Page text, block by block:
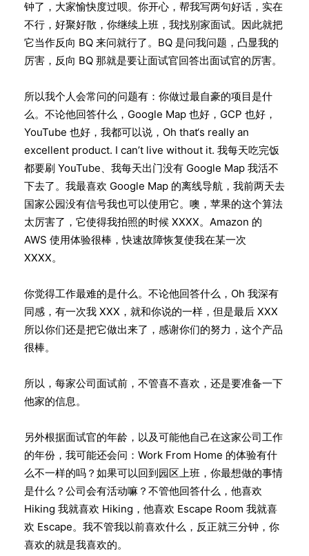
钟了，大家愉快度过呗。你开心，帮我写两句好话，实在
不行，好聚好散，你继续上班，我找别家面试。因此就把
它当作反向 BQ 来问就行了。BQ 是问我问题，凸显我的
厉害，反向 BQ 那就是要让面试官回答出面试官的厉害。
所以我个人会常问的问题有：你做过最自豪的项目是什
么。不论他回答什么，Google Map 也好，GCP 也好，
YouTube 也好，我都可以说，Oh that‘s really an
excellent product. I can’t live without it. 我每天吃完饭
都要刷 YouTube、我每天出门没有 Google Map 我活不
下去了。我最喜欢 Google Map 的离线导航，我前两天去
国家公园没有信号我也可以使用它。噢，苹果的这个算法
太厉害了，它使得我拍照的时候 XXXX。Amazon 的
AWS 使用体验很棒，快速故障恢复使我在某一次
XXXX。
你觉得工作最难的是什么。不论他回答什么，Oh 我深有
同感，有一次我 XXX，就和你说的一样，但是最后 XXX
所以你们还是把它做出来了，感谢你们的努力，这个产品
很棒。
所以，每家公司面试前，不管喜不喜欢，还是要准备一下
他家的信息。
另外根据面试官的年龄，以及可能他自己在这家公司工作
的年份，我可能还会问：Work From Home 的体验有什
么不一样的吗？如果可以回到园区上班，你最想做的事情
是什么？公司会有活动嘛？不管他回答什么，他喜欢
Hiking 我就喜欢 Hiking，他喜欢 Escape Room 我就喜
欢 Escape。我不管我以前喜欢什么，反正就三分钟，你
喜欢的就是我喜欢的。